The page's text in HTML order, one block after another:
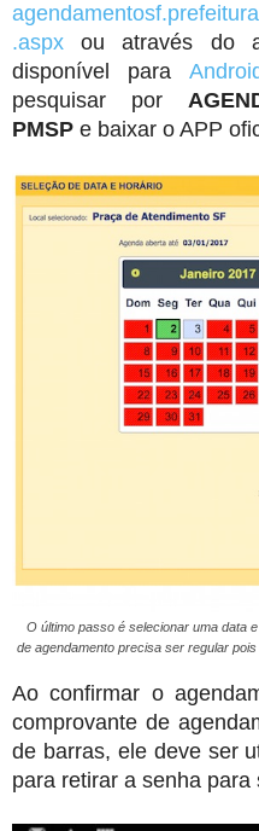
.aspx ou através do
disponível para
pesquisar por
PMSP e baixar o APP
O último passo é selecionar uma data
de agendamento precisa ser regular
Ao confirmar o
comprovante de
de barras, ele deve ser
para retirar a senha para